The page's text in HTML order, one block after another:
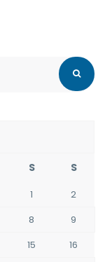
S S
1
2
8
9
15
16